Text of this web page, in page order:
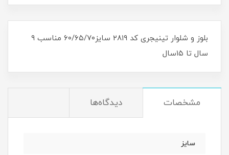
بلوز و شلوار تینیجری کد ۲۸۱۹ سایز۶۰/۶۵/۷۰ مناسب ۹
سال تا ۱۵سال
مشخصات دیدگاه‌ها
سایز